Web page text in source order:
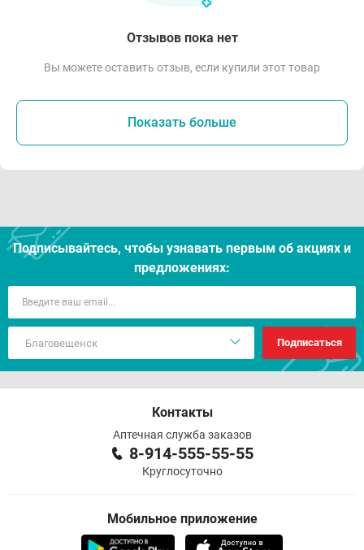
Отзывов пока нет
Вы можете оставить отзыв, если купили этот товар
Показать больше
Подписывайтесь, чтобы узнавать первым об акцияx и
предложениях:
Подписаться
Контакты
Аптечная служба заказов
8-914-555-55-55
Круглосуточно
Мобильное приложение